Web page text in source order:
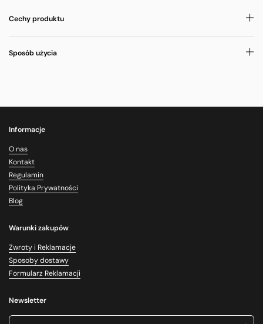
Cechy produktu
Sposób użycia
Informacje
O nas
Kontakt
Regulamin
Polityka Prywatności
Blog
Warunki zakupów
Zwroty i Reklamacje
Sposoby dostawy
Formularz Reklamacji
Newsletter